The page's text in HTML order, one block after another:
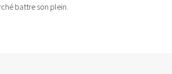
battre son plein.